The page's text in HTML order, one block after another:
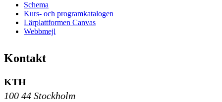
Schema
Kurs- och programkatalogen
Lärplattformen Canvas
Webbmejl
Kontakt
KTH
100 44 Stockholm